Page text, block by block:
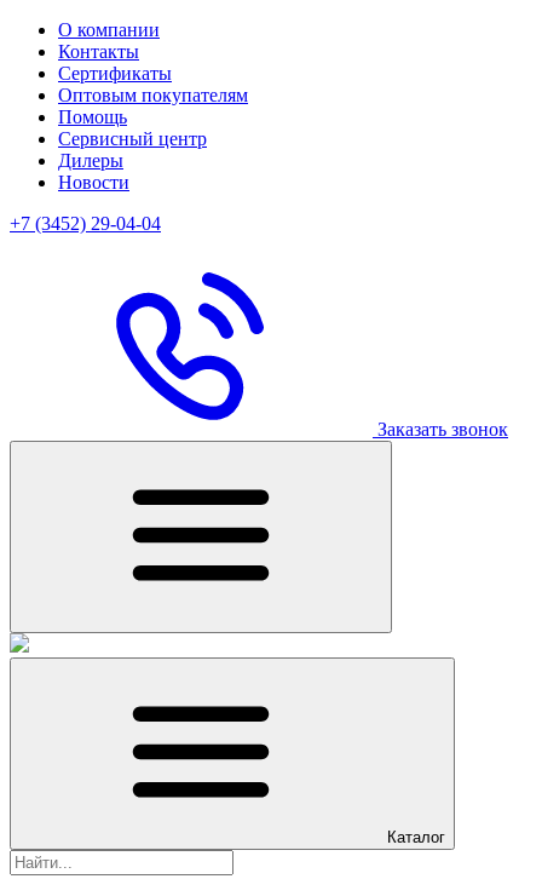
О компании
Контакты
Сертификаты
Оптовым покупателям
Помощь
Сервисный центр
Дилеры
Новости
+7 (3452) 29-04-04
Заказать звонок
Каталог